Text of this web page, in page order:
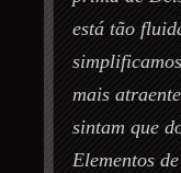
está tão
mais
sintam que
Elementos